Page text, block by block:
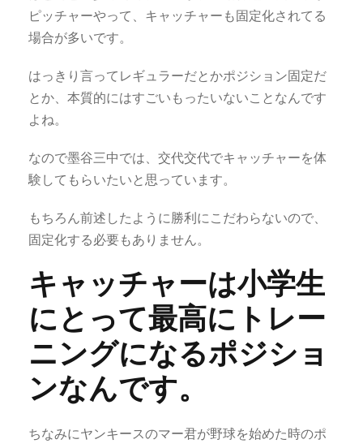
ピッチャーやって、キャッチャーも固定化されてる
場合が多いです。
はっきり言ってレギュラーだとかポジション固定だ
とか、本質的にはすごいもったいないことなんです
よね。
なので墨谷三中では、交代交代でキャッチャーを体
験してもらいたいと思っています。
もちろん前述したように勝利にこだわらないので、
固定化する必要もありません。
キャッチャーは小学生
にとって最高にトレー
ニングになるポジショ
ンなんです。
ちなみにヤンキースのマー君が野球を始めた時のポ